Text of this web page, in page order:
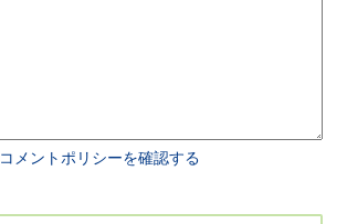
コメントポリシーを確認する